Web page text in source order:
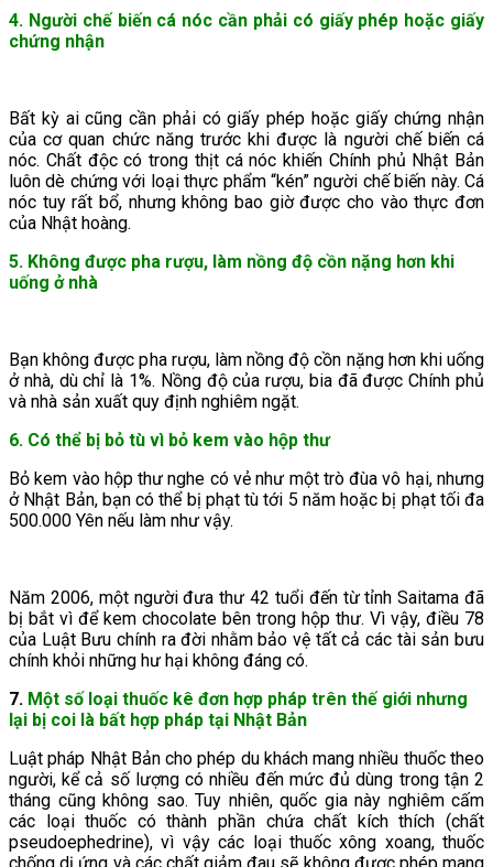
4. Người chế biến cá nóc cần phải có giấy phép hoặc giấy
chứng nhận
Bất kỳ ai cũng cần phải có giấy phép hoặc giấy chứng nhận
của cơ quan chức năng trước khi được là người chế biến cá
nóc. Chất độc có trong thịt cá nóc khiến Chính phủ Nhật Bản
luôn dè chứng với loại thực phẩm “kén” người chế biến này. Cá
nóc tuy rất bổ, nhưng không bao giờ được cho vào thực đơn
của Nhật hoàng.
5. Không được pha rượu, làm nồng độ cồn nặng hơn khi
uống ở nhà
Bạn không được pha rượu, làm nồng độ cồn nặng hơn khi uống
ở nhà, dù chỉ là 1%. Nồng độ của rượu, bia đã được Chính phủ
và nhà sản xuất quy định nghiêm ngặt.
6. Có thể bị bỏ tù vì bỏ kem vào hộp thư
Bỏ kem vào hộp thư nghe có vẻ như một trò đùa vô hại, nhưng
ở Nhật Bản, bạn có thể bị phạt tù tới 5 năm hoặc bị phạt tối đa
500.000 Yên nếu làm như vậy.
Năm 2006, một người đưa thư 42 tuổi đến từ tỉnh Saitama đã
bị bắt vì để kem chocolate bên trong hộp thư. Vì vậy, điều 78
của Luật Bưu chính ra đời nhằm bảo vệ tất cả các tài sản bưu
chính khỏi những hư hại không đáng có.
7. Một số loại thuốc kê đơn hợp pháp trên thế giới nhưng
lại bị coi là bất hợp pháp tại Nhật Bản
Luật pháp Nhật Bản cho phép du khách mang nhiều thuốc theo
người, kể cả số lượng có nhiều đến mức đủ dùng trong tận 2
tháng cũng không sao. Tuy nhiên, quốc gia này nghiêm cấm
các loại thuốc có thành phần chứa chất kích thích (chất
pseudoephedrine), vì vậy các loại thuốc xông xoang, thuốc